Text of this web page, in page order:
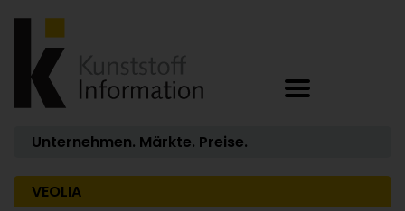
Unternehmen. Märkte. Preise.
VEOLIA